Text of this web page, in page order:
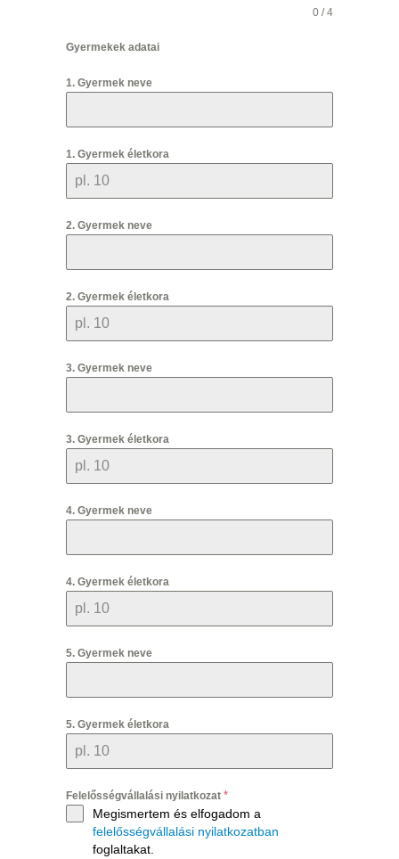
0 / 4
Gyermekek adatai
1. Gyermek neve
1. Gyermek életkora
2. Gyermek neve
2. Gyermek életkora
3. Gyermek neve
3. Gyermek életkora
4. Gyermek neve
4. Gyermek életkora
5. Gyermek neve
5. Gyermek életkora
Felelősségvállalási nyilatkozat *
Megismertem és elfogadom a
felelősségvállalási nyilatkozatban
foglaltakat.